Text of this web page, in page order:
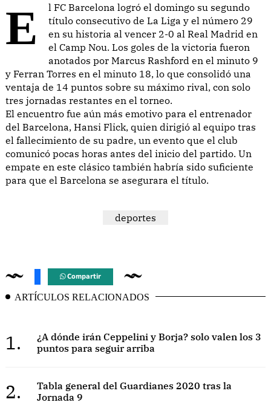
El FC Barcelona logró el domingo su segundo
título consecutivo de La Liga y el número 29
en su historia al vencer 2-0 al Real Madrid en
el Camp Nou. Los goles de la victoria fueron
anotados por Marcus Rashford en el minuto 9
y Ferran Torres en el minuto 18, lo que consolidó una
ventaja de 14 puntos sobre su máximo rival, con solo
tres jornadas restantes en el torneo.
El encuentro fue aún más emotivo para el entrenador
del Barcelona, Hansi Flick, quien dirigió al equipo tras
el fallecimiento de su padre, un evento que el club
comunicó pocas horas antes del inicio del partido. Un
empate en este clásico también habría sido suficiente
para que el Barcelona se asegurara el título.
deportes
Compartir
ARTÍCULOS RELACIONADOS
1.
¿A dónde irán Ceppelini y Borja? solo valen los 3
puntos para seguir arriba
2.
Tabla general del Guardianes 2020 tras la
Jornada 9